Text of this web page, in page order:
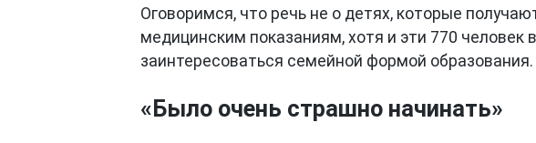
Оговоримся, что речь не о детях, которые
медицинским показаниям, хотя и эти 770 человек
заинтересоваться семейной формой образования.
«Было очень страшно начинать»